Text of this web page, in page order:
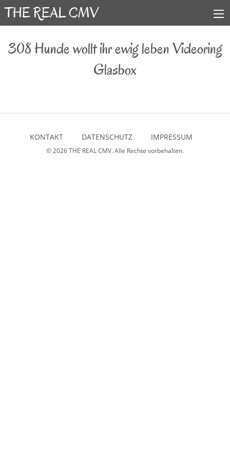
308 Hunde wollt ihr ewig leben Videoring
Glasbox
KONTAKT DATENSCHUTZ IMPRESSUM
© 2026THE REAL CMV. Alle Rechte vorbehalten.